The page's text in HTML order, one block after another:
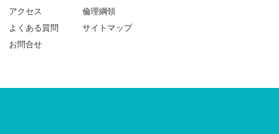
アクセス
よくある質問
お問合せ
倫理綱領
サイトマップ